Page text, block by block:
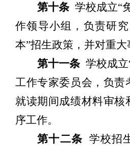
第十条 学校成立“
作领导小组，负责研
本”招生政策，并对重大
第十一条 学校成立
工作专家委员会，负责
就读期间成绩材料审核
序工作。
第十二条 学校招